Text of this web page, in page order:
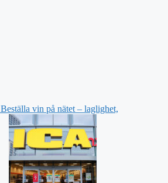
Beställa vin på nätet – laglighet,